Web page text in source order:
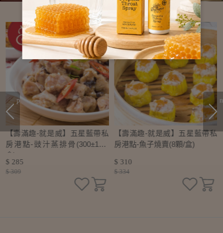
【壽滿趣-就是威】五星藍帶私
房港點-豉汁蒸排骨(300±10g/
盒)
$ 285
$ 309
【壽滿趣-就是威】五星藍帶私
房港點-魚子燒賣(8顆/盒)
$ 310
$ 334
prev